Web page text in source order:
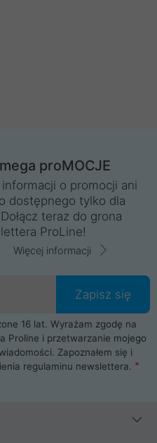
proMOCJE
o promocji ani
dostępnego tylko dla
teraz do grona
ProLine!
Więcej informacji
Zapisz się
16 lat. Wyrażam zgodę na
Proline i przetwarzanie mojego
Zapoznałem się i
regulaminu newslettera.